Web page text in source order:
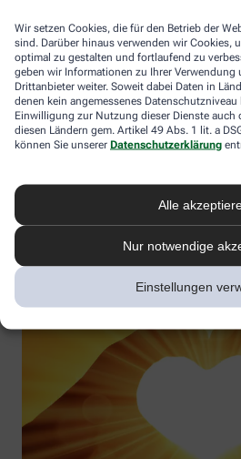
Wir setzen Cookies, die für den Betrieb der
sind. Darüber hinaus verwenden wir Cookies,
optimal zu gestalten und fortlaufend zu
geben wir Informationen zu Ihrer Verwendung
Drittanbieter weiter. Soweit dabei Daten in
denen kein angemessenes
Einwilligung zur Nutzung dieser Dienste auch
diesen Ländern gem. Artikel 49 Abs. 1 lit. a
können Sie unserer Datenschutzerklärung
Alle
Nur notwendige
Einstellungen
Vitamin D – Möglichkeiten in der
Therapieergänzung
Gesundheitswirkung verstehen und
vorbeugen
Termin:03.11.2025
Jetzt anmelden